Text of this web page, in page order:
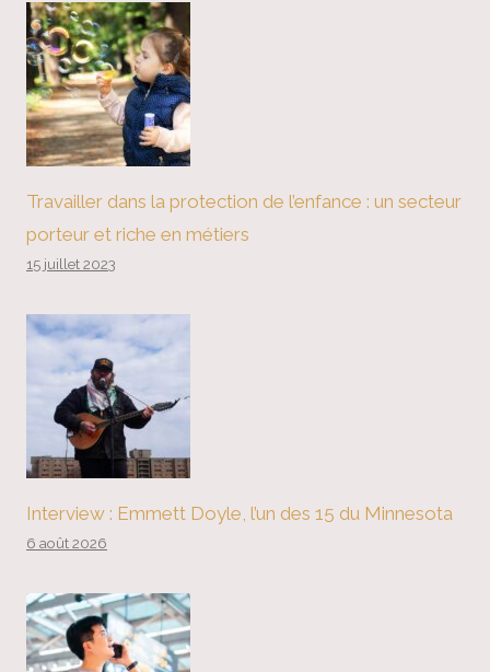
Travailler dans la protection de l’enfance : un secteur
porteur et riche en métiers
15 juillet 2023
Interview : Emmett Doyle, l’un des 15 du Minnesota
6 août 2026